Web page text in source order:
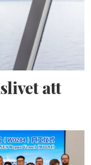
att